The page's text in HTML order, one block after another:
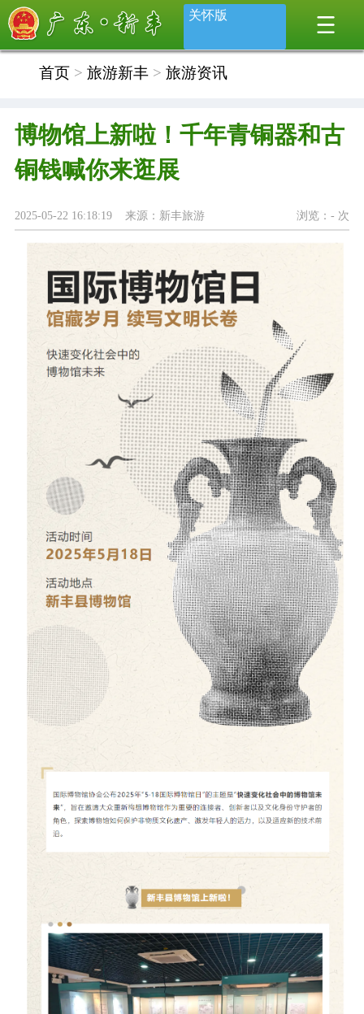
关怀版
首页> 旅游新丰> 旅游资讯
博物馆上新啦！千年青铜器和古
铜钱喊你来逛展
浏览：- 次
2025-05-22 16:18:19 来源：新丰旅游